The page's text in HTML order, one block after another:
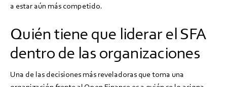
a estar aún más competido.
Quién tiene que liderar el SFA
dentro de las organizaciones
Una de las decisiones más reveladoras que toma una